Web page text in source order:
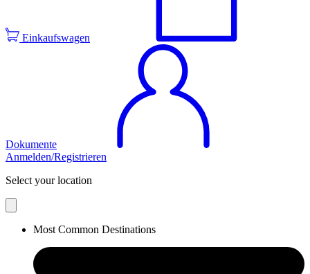
Einkaufswagen
Dokumente
Anmelden/Registrieren
Select your location
Most Common Destinations